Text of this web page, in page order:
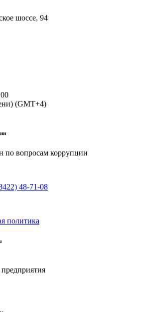
шоссе, 94
(GMT+4)
по вопросам коррупции
48-71-08
политика